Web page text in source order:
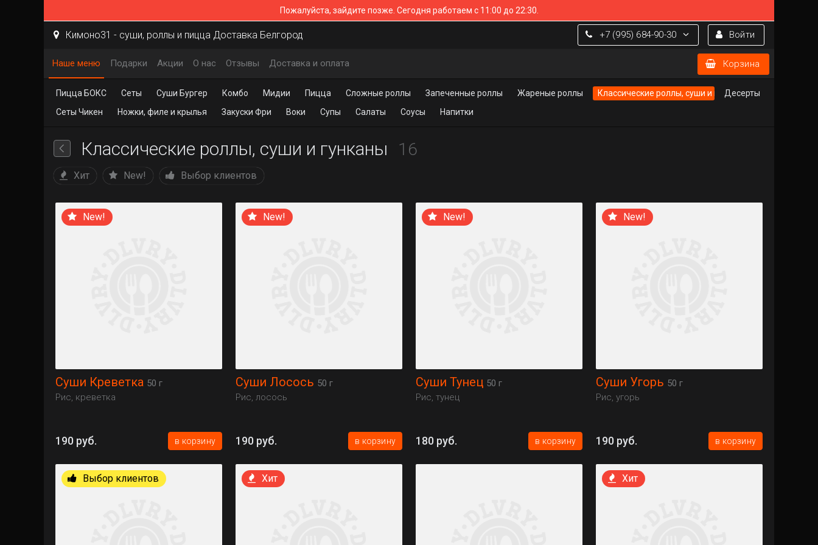
Пожалуйста, зайдите позже. Сегодня работаем с 11:00 до 22:30.
Войти
+7 (995) 684-90-30
Кимоно31 - суши, роллы и пицца Доставка Белгород
Корзина
Наше меню Подарки Акции О нас Отзывы Доставка и оплата
Пицца БОКС Сеты Суши Бургер Комбо Мидии Пицца Сложные роллы Запеченные роллы Жареные роллы Классические роллы, суши и гунканы
Десерты
Сеты Чикен
Ножки, филе и крылья Закуски Фри Воки Супы Салаты Соусы Напитки
Классические роллы, суши и гунканы 16
Хит New! Выбор клиентов
New!
Суши Креветка 50 г
Рис, креветка
190 руб. в корзину
New!
Суши Лосось 50 г
Рис, лосось
190 руб. в корзину
New!
Суши Тунец 50 г
Рис, тунец
180 руб. в корзину
New!
Суши Угорь 50 г
Рис, угорь
190 руб. в корзину
Выбор клиентов Хит Хит